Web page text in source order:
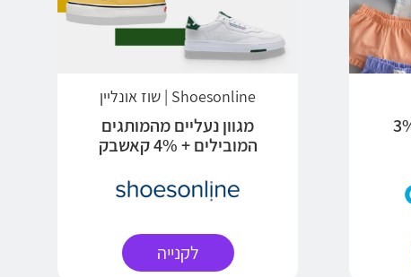
+ 3%
Shoesonline | שוז אונליין
מגוון נעליים מהמותגים
המובילים + 4% קאשבק
לקנייה